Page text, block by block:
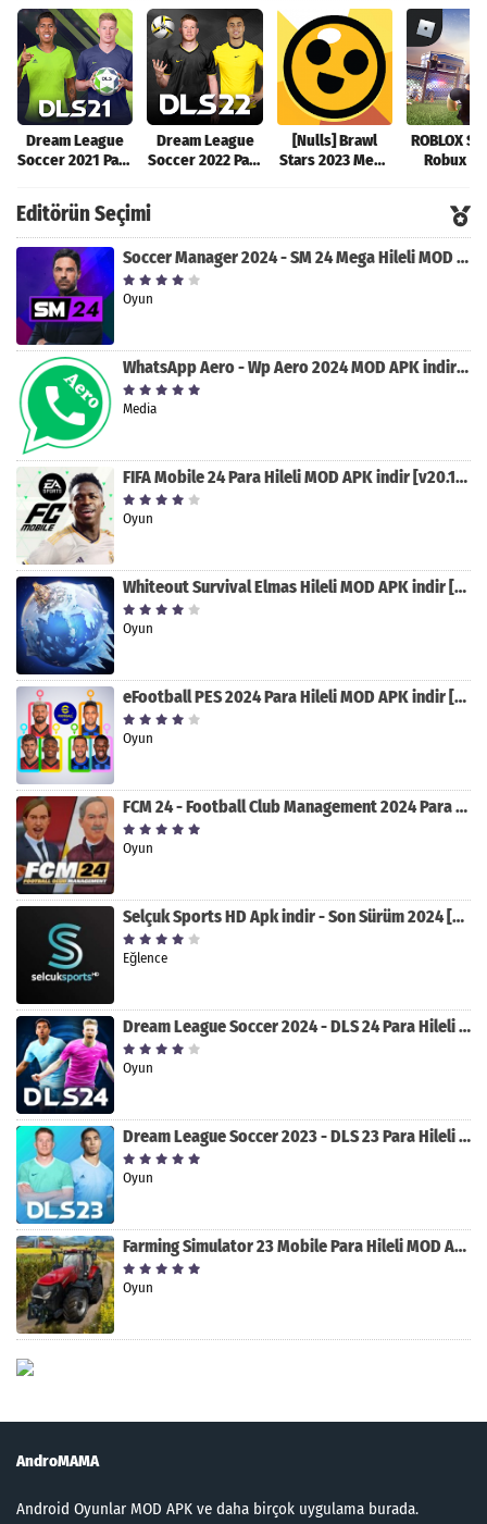
Dream League
Soccer 2021 Para
Dream League
Soccer 2022 Para
[Nulls] Brawl
Stars 2023 Mega
ROBLOX
Robux
Editörün Seçimi
Soccer Manager 2024 - SM 24 Mega Hileli MOD APK indir [v3.0.0]
Oyun
WhatsApp Aero - Wp Aero 2024 MOD APK indir [v10.0.2]
Media
FIFA Mobile 24 Para Hileli MOD APK indir [v20.1.02]
Oyun
Whiteout Survival Elmas Hileli MOD APK indir [v1.13.1]
Oyun
eFootball PES 2024 Para Hileli MOD APK indir [v8.2.0]
Oyun
FCM 24 - Football Club Management 2024 Para Hileli MOD APK indir [v1.0.4]
Oyun
Selçuk Sports HD Apk indir - Son Sürüm 2024 [2.0.1.9]
Eğlence
Dream League Soccer 2024 - DLS 24 Para Hileli MOD APK indir [v11.050]
Oyun
Dream League Soccer 2023 - DLS 23 Para Hileli MOD APK [v11.020]
Oyun
Farming Simulator 23 Mobile Para Hileli MOD APK indir [v0.0.0.8]
Oyun
AndroMAMA
Android Oyunlar MOD APK ve daha birçok uygulama burada.